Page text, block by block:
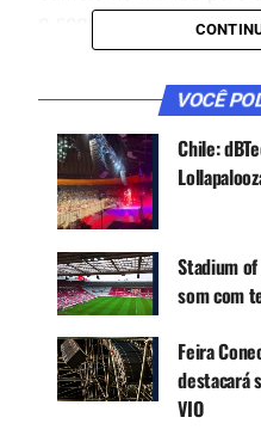
o segundo na França,
média de 130 eventos
CONTINUE ACOMPANHANDO
Receba novas
WhatsApp e no Google
VOCÊ
Chile:
Stadium
som com
Feira
destacará
VIO